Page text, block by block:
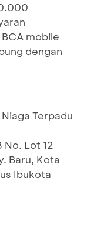
mobile
dengan
Terpadu
Lot 12
Baru, Kota
Ibukota